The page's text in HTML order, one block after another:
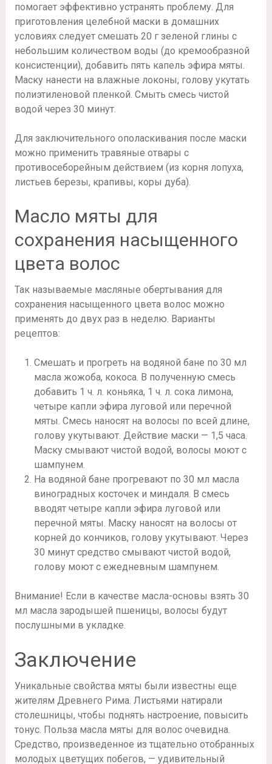
помогает эффективно устранять проблему. Для
приготовления целебной маски в домашних
условиях следует смешать 20 г зеленой глины с
небольшим количеством воды (до кремообразной
консистенции), добавить пять капель эфира мяты.
Маску нанести на влажные локоны, голову укутать
полиэтиленовой пленкой. Смыть смесь чистой
водой через 30 минут.
Для заключительного ополаскивания после маски
можно применить травяные отвары с
противосеборейным действием (из корня лопуха,
листьев березы, крапивы, коры дуба).
Масло мяты для
сохранения насыщенного
цвета волос
Так называемые масляные обертывания для
сохранения насыщенного цвета волос можно
применять до двух раз в неделю. Варианты
рецептов:
Смешать и прогреть на водяной бане по 30 мл
масла жожоба, кокоса. В полученную смесь
добавить 1 ч. л. коньяка, 1 ч. л. сока лимона,
четыре капли эфира луговой или перечной
мяты. Смесь наносят на волосы по всей длине,
голову укутывают. Действие маски — 1,5 часа.
Маску смывают чистой водой, волосы моют с
шампунем.
На водяной бане прогревают по 30 мл масла
виноградных косточек и миндаля. В смесь
вводят четыре капли эфира луговой или
перечной мяты. Маску наносят на волосы от
корней до кончиков, голову укутывают. Через
30 минут средство смывают чистой водой,
голову моют с ежедневным шампунем.
Внимание! Если в качестве масла-основы взять 30
мл масла зародышей пшеницы, волосы будут
послушными в укладке.
Заключение
Уникальные свойства мяты были известны еще
жителям Древнего Рима. Листьями натирали
столешницы, чтобы поднять настроение, повысить
тонус. Польза масла мяты для волос очевидна.
Средство, произведенное из тщательно отобранных
молодых цветущих побегов, — удивительный